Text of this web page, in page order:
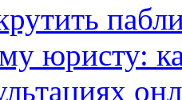
юристу: